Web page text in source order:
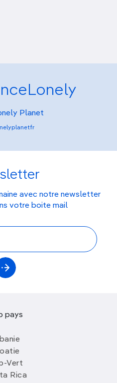
Planet
avec notre newsletter
votre boite mail
pays
Vert
Rica